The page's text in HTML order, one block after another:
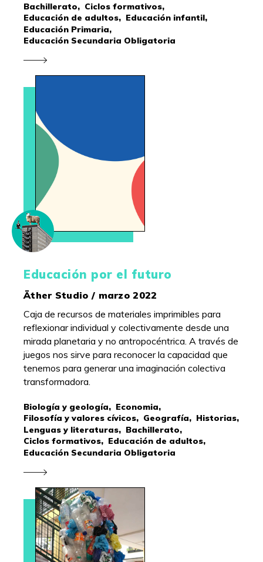
Bachillerato, Ciclos formativos,
Educación de adultos, Educación infantil,
Educación Primaria,
Educación Secundaria Obligatoria
Educación por el futuro
Äther Studio / marzo 2022
Caja de recursos de materiales imprimibles para
reflexionar individual y colectivamente desde una
mirada planetaria y no antropocéntrica. A través de
juegos nos sirve para reconocer la capacidad que
tenemos para generar una imaginación colectiva
transformadora.
Biología y geología, Economia,
Filosofía y valores cívicos, Geografía, Historias,
Lenguas y literaturas, Bachillerato,
Ciclos formativos, Educación de adultos,
Educación Secundaria Obligatoria